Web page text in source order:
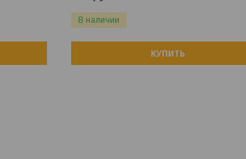
В наличии
КУПИТЬ